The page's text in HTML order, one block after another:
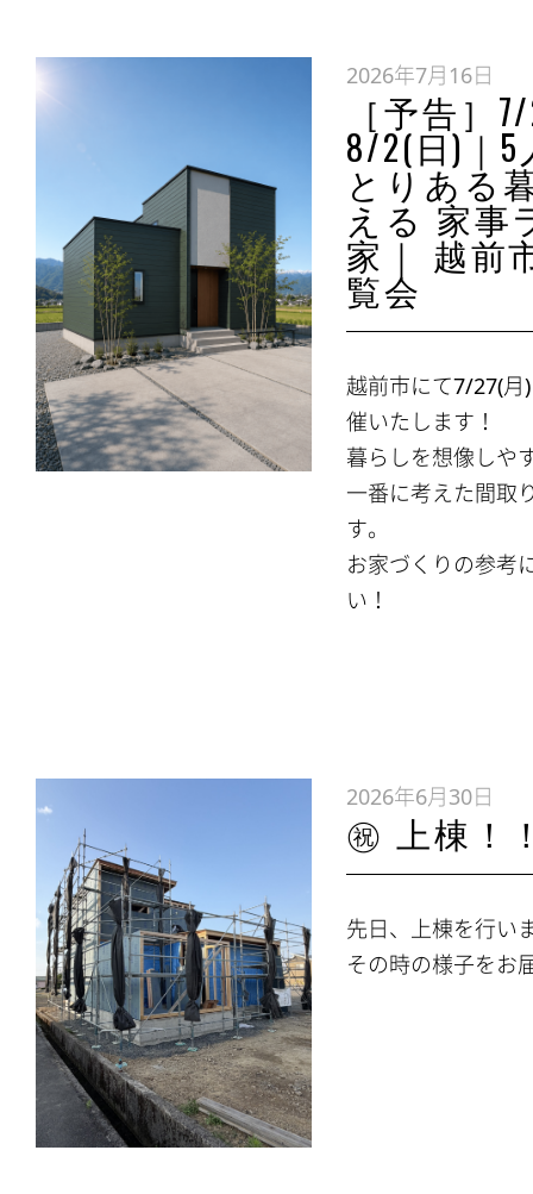
2026年7月16日
［予告］
8/2(日)｜
とりある
える 家事
家｜ 越
覧会
越前市にて7/27(
催いたします！
暮らしを想像しや
一番に考えた間取
す。
お家づくりの参考
い！
2026年6月30日
㊗ 上棟！
先日、上棟を行い
その時の様子をお